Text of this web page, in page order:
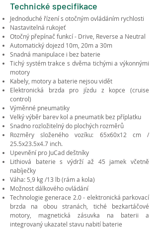
Technické specifikace
Jednoduché řízení s otočným ovládáním rychlosti
Nastavitelná rukojeť
Otočný přepínač funkcí - Drive, Reverse a Neutral
Automatický dojezd 10m, 20m a 30m
Snadná manipulace i bez baterie
Tichý systém trakce s dvěma tichými a výkonnými
motory
Kabely, motory a baterie nejsou vidět
Elektronická brzda pro jízdu z kopce (cruise
control)
Výměnné pneumatiky
Velký výběr barev kol a pneumatik bez příplatku
Snadno rozložitelný do plochých rozměrů
Rozměry složeného vozíku: 65x60x12 cm /
25.5x23.5x4.7 inch.
Upevnění pro JuCad deštníky
Lithiová baterie s výdrží až 45 jamek včetně
nabíječky
Váha: 5,9 kg /13 lb (rám a kola)
Možnost dálkového ovládání
Technologie generace 2.0 - elektronická parkovací
brzda na obou stranách, tiché bezkartáčové
motory, magnetická zásuvka na baterii a
integrovaný ukazatel stavu nabití baterie